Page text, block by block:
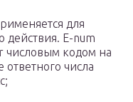
для
действия. E-num
числовым кодом на
числа